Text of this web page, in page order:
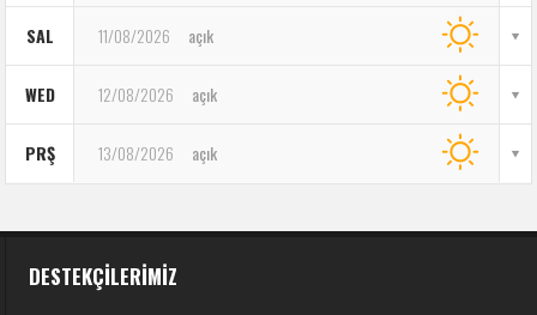
SAL 11/08/2026 açık
WED 12/08/2026 açık
PRŞ 13/08/2026 açık
DESTEKÇILERIMIZ